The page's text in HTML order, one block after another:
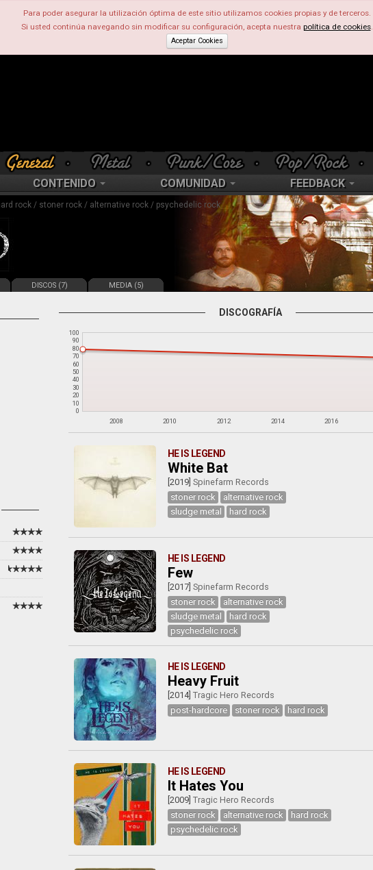
Para poder asegurar la utilización óptima de este sitio utilizamos cookies propias y de terceros.
Si usted continúa navegando sin modificar su configuración, acepta nuestra política de cookies.
Aceptar Cookies
CONTENIDO COMUNIDAD FEEDBACK
rock / stoner rock / alternative rock / psychedelic rock
DISCOS (7) MEDIA (5)
DISCOGRAFÍA
2008 2010 2012 2014 2016
0
10
20
30
40
50
60
70
80
90
100
HE IS LEGEND
White Bat
[2019] Spinefarm Records
stoner rock
alternative rock
sludge metal
hard rock
HE IS LEGEND
Few
[2017] Spinefarm Records
stoner rock
alternative rock
sludge metal
hard rock
psychedelic rock
HE IS LEGEND
Heavy Fruit
[2014] Tragic Hero Records
post-hardcore
stoner rock hard rock
HE IS LEGEND
It Hates You
[2009] Tragic Hero Records
stoner rock
alternative rock
hard rock
psychedelic rock